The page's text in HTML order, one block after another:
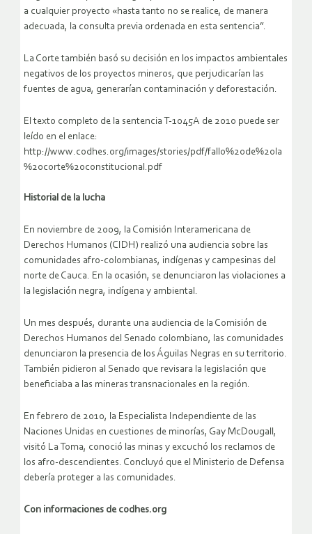
a cualquier proyecto «hasta tanto no se realice, de manera
adecuada, la consulta previa ordenada en esta sentencia”.
La Corte también basó su decisión en los impactos ambientales
negativos de los proyectos mineros, que perjudicarían las
fuentes de agua, generarían contaminación y deforestación.
El texto completo de la sentencia T-1045A de 2010 puede ser
leído en el enlace:
http://www.codhes.org/images/stories/pdf/fallo%20de%20la
%20corte%20constitucional.pdf
Historial de la lucha
En noviembre de 2009, la Comisión Interamericana de
Derechos Humanos (CIDH) realizó una audiencia sobre las
comunidades afro-colombianas, indígenas y campesinas del
norte de Cauca. En la ocasión, se denunciaron las violaciones a
la legislación negra, indígena y ambiental.
Un mes después, durante una audiencia de la Comisión de
Derechos Humanos del Senado colombiano, las comunidades
denunciaron la presencia de los Águilas Negras en su territorio.
También pidieron al Senado que revisara la legislación que
beneficiaba a las mineras transnacionales en la región.
En febrero de 2010, la Especialista Independiente de las
Naciones Unidas en cuestiones de minorías, Gay McDougall,
visitó La Toma, conoció las minas y excuchó los reclamos de
los afro-descendientes. Concluyó que el Ministerio de Defensa
debería proteger a las comunidades.
Con informaciones de codhes.org